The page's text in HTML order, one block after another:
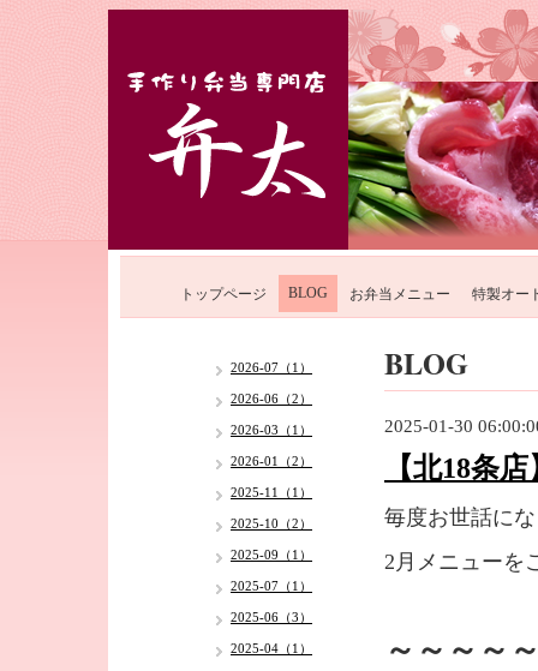
トップページ BLOG お弁当メニュー 特製オー
BLOG
2025-01-30
【北18条
毎度お世話に
2月メニューを
～～～～
2026-07（1）
2026-06（2）
2026-03（1）
2026-01（2）
2025-11（1）
2025-10（2）
2025-09（1）
2025-07（1）
2025-06（3）
2025-04（1）